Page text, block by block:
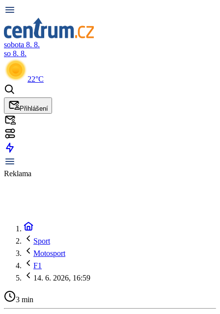
sobota 8. 8.
so 8. 8.
22°C
Přihlášení
Reklama
Sport
Motosport
F1
14. 6. 2026, 16:59
3 min